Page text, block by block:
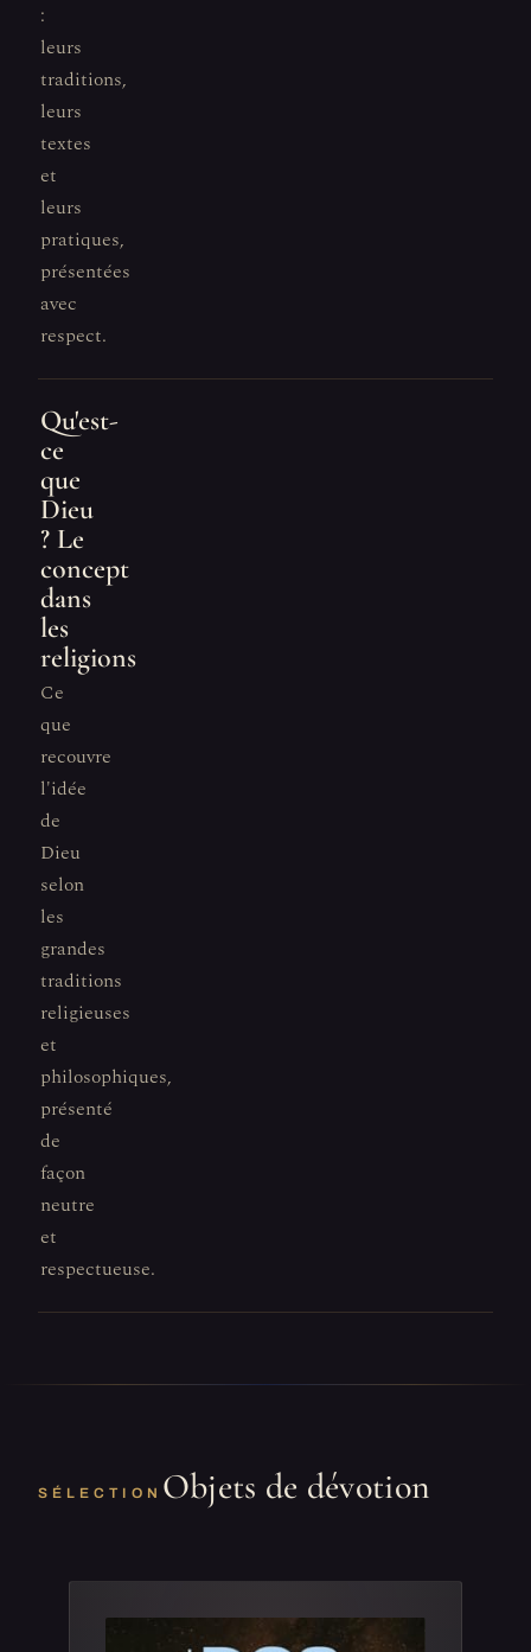
:
leurs
traditions,
leurs
textes
et
leurs
pratiques,
présentées
avec
respect.
Qu'est-
ce
que
Dieu
? Le
concept
dans
les
religions
Ce
que
recouvre
l'idée
de
Dieu
selon
les
grandes
traditions
religieuses
et
philosophiques,
présenté
de
façon
neutre
et
respectueuse.
SÉLECTION Objets de dévotion